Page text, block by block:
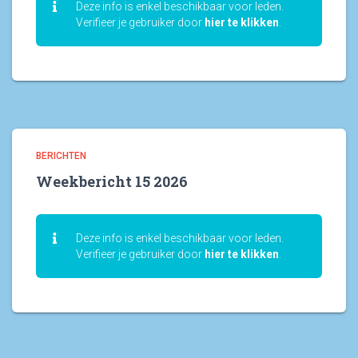
Deze info is enkel beschikbaar voor leden.
Verifieer je gebruiker door hier te klikken
BERICHTEN
Weekbericht 15 2026
Deze info is enkel beschikbaar voor leden.
Verifieer je gebruiker door hier te klikken